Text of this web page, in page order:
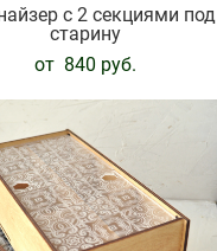
с 2 секциями под
старину
от 840 pуб.